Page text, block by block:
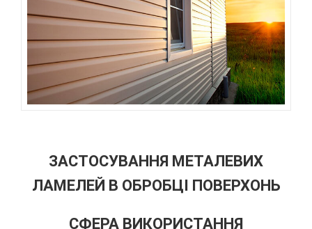
ЗАСТОСУВАННЯ МЕТАЛЕВИХ
ЛАМЕЛЕЙ В ОБРОБЦІ ПОВЕРХОНЬ
СФЕРА ВИКОРИСТАННЯ